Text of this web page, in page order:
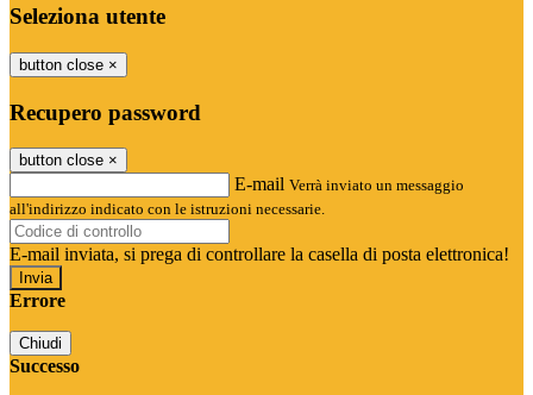
Seleziona utente
button close ×
Recupero password
button close ×
E-mail Verrà inviato un messaggio
all'indirizzo indicato con le istruzioni necessarie.
E-mail inviata, si prega di controllare la casella di posta elettronica!
Errore
Chiudi
Successo